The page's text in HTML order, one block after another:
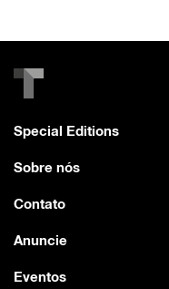
Special Editions
Sobre nós
Contato
Anuncie
Eventos